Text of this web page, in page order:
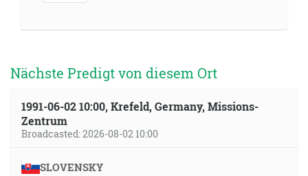
Nächste Predigt von diesem Ort
1991-06-02 10:00, Krefeld, Germany, Missions-
Zentrum
Broadcasted: 2026-08-02 10:00
SLOVENSKY